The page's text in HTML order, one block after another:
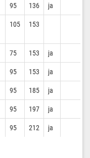
95 136 ja
105 153
75 153 ja
95 153 ja
95 185 ja
95 197 ja
95 212
ja